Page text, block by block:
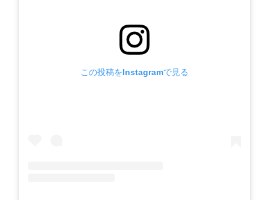
この投稿をInstagramで見る